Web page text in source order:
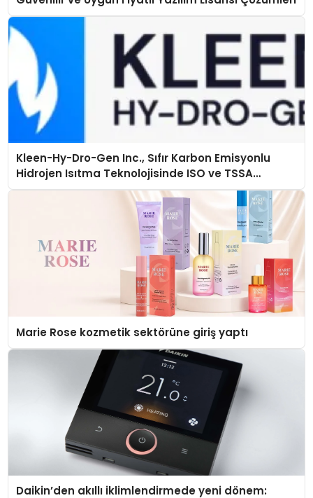
Kleen-Hy-Dro-Gen Inc., Sıfır Karbon Emisyonlu
Hidrojen Isıtma Teknolojisinde ISO ve TSSA
Düzenleyici Onaylarını Aldı
Marie Rose kozmetik sektörüne giriş yaptı
Daikin’den akıllı iklimlendirmede yeni dönem: